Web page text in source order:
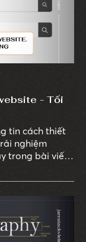
- Tối
tin cách thiết
nghiệm
trong bài viết